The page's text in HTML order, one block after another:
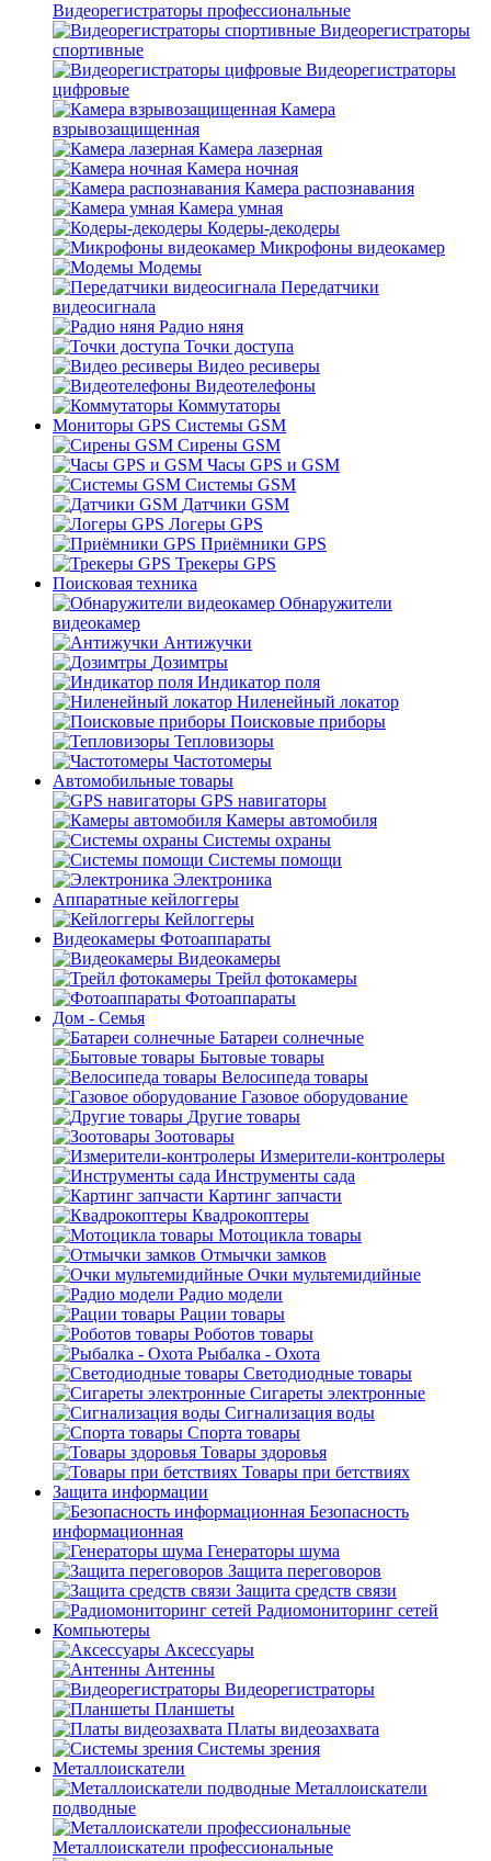
Видеорегистраторы профессиональные
Видеорегистраторы
спортивные
Видеорегистраторы
цифровые
Камера
взрывозащищенная
Камера лазерная
Камера ночная
Камера распознавания
Камера умная
Кодеры-декодеры
Микрофоны видеокамер
Модемы
Передатчики
видеосигнала
Радио няня
Точки доступа
Видео ресиверы
Видеотелефоны
Коммутаторы
Мониторы GPS Системы GSM
Сирены GSM
Часы GPS и GSM
Системы GSM
Датчики GSM
Логеры GPS
Приёмники GPS
Трекеры GPS
Поисковая техника
Обнаружители
видеокамер
Антижучки
Дозимтры
Индикатор поля
Ниленейный локатор
Поисковые приборы
Тепловизоры
Частотомеры
Автомобильные товары
GPS навигаторы
Камеры автомобиля
Системы охраны
Системы помощи
Электроника
Аппаратные кейлоггеры
Кейлоггеры
Видеокамеры Фотоаппараты
Видеокамеры
Трейл фотокамеры
Фотоаппараты
Дом - Семья
Батареи солнечные
Бытовые товары
Велосипеда товары
Газовое оборудование
Другие товары
Зоотовары
Измерители-контролеры
Инструменты сада
Картинг запчасти
Квадрокоптеры
Мотоцикла товары
Отмычки замков
Очки мультемидийные
Радио модели
Рации товары
Роботов товары
Рыбалка - Охота
Светодиодные товары
Сигареты электронные
Сигнализация воды
Спорта товары
Товары здоровья
Товары при бетствиях
Защита информации
Безопасность
информационная
Генераторы шума
Защита переговоров
Защита средств связи
Радиомониторинг сетей
Компьютеры
Аксессуары
Антенны
Видеорегистраторы
Планшеты
Платы видеозахвата
Системы зрения
Металлоискатели
Металлоискатели
подводные
Металлоискатели профессиональные